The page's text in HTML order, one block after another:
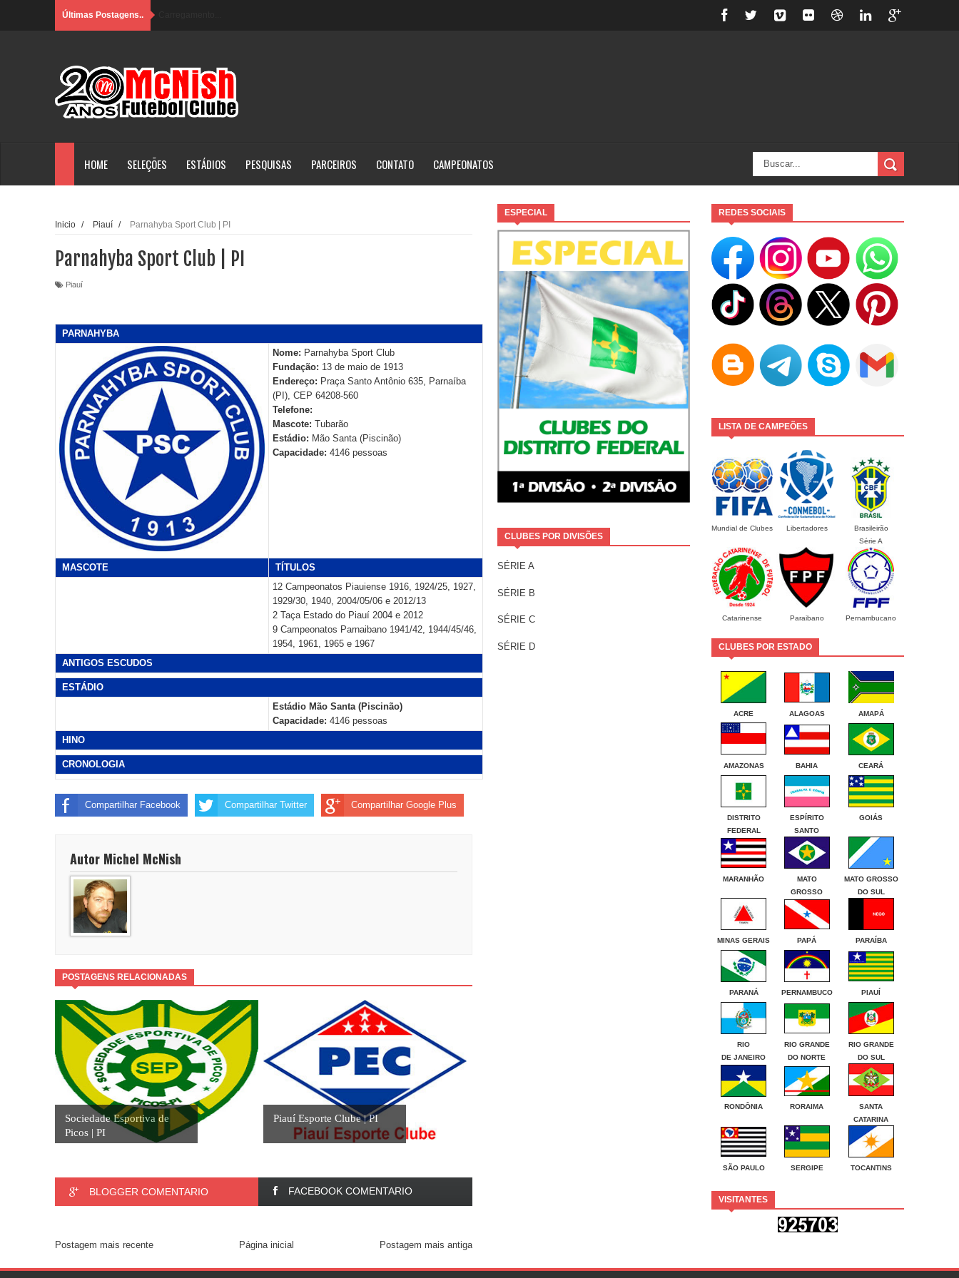
Últimas Postagens..
HOME SELEÇÕES ESTÁDIOS PESQUISAS PARCEIROS CONTATO CAMPEONATOS
ESPECIAL
CLUBES POR DIVISÕES
SÉRIE A
SÉRIE B
SÉRIE C
SÉRIE D
Inicio / Piauí / Parnahyba Sport Club | PI
Parnahyba Sport Club | PI
Piauí
PARNAHYBA
Nome: Parnahyba Sport Club
Fundação: 13 de maio de 1913
Endereço: Praça Santo Antônio 635, Parnaíba
(PI), CEP 64208-560
Telefone:
Mascote: Tubarão
Estádio: Mão Santa (Piscinão)
Capacidade: 4146 pessoas
MASCOTE
TÍTULOS
12 Campeonatos Piauiense 1916, 1924/25, 1927,
1929/30, 1940, 2004/05/06 e 2012/13
2 Taça Estado do Piauí 2004 e 2012
9 Campeonatos Parnaibano 1941/42, 1944/45/46,
1954, 1961, 1965 e 1967
ANTIGOS ESCUDOS
ESTÁDIO
Estádio Mão Santa (Piscinão)
Capacidade: 4146 pessoas
HINO
CRONOLOGIA
Compartilhar Facebook Compartilhar Twitter Compartilhar Google Plus
Autor Michel McNish
POSTAGENS RELACIONADAS
Sociedade Esportiva de
Picos | PI
Piauí Esporte Clube | PI
BLOGGER COMENTARIO FACEBOOK COMENTARIO
Postagem mais recente Postagem mais antiga
Página inicial
REDES SOCIAIS
LISTA DE CAMPEÕES
Mundial de Clubes Libertadores
Brasileirão
Série A
Catarinense Paraibano Pernambucano
CLUBES POR ESTADO
ACRE ALAGOAS AMAPÁ
AMAZONAS BAHIA CEARÁ
DISTRITO
FEDERAL
ESPÍRITO
SANTO
GOIÁS
MARANHÃO
MATO
GROSSO
MATO GROSSO
DO SUL
MINAS GERAIS PAPÁ PARAÍBA
PARANÁ PERNAMBUCO PIAUÍ
RIO
DE JANEIRO
RIO GRANDE
DO NORTE
RIO GRANDE
DO SUL
RONDÔNIA RORAIMA
SANTA
CATARINA
SÃO PAULO SERGIPE TOCANTINS
VISITANTES